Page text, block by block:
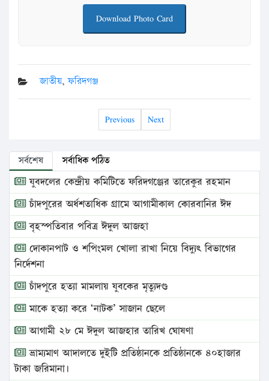
Download Photo Card
জাতীয়,ফরিদগঞ্জ
Previous Next
সর্বশেষ সর্বাধিক পঠিত
যুবদলের কেন্দ্রীয় কমিটিতে ফরিদগঞ্জের তারেকুর রহমান
চাঁদপুরের অর্ধশতাধিক গ্রামে আগামীকাল কোরবানির ঈদ
বৃহস্পতিবার পবিত্র ঈদুল আজহা
দোকানপাট ও শপিংমল খোলা রাখা নিয়ে বিদ্যুৎ বিভাগের
নির্দেশনা
চাঁদপুরে হত্যা মামলায় যুবকের মৃত্যুদণ্ড
মাকে হত্যা করে ‘নাটক’ সাজান ছেলে
আগামী ২৮ মে ঈদুল আজহার তারিখ ঘোষণা
ভ্রাম্যমাণ আদালতে দুইটি প্রতিষ্ঠানকে প্রতিষ্ঠানকে ৪০হাজার
টাকা জরিমানা।